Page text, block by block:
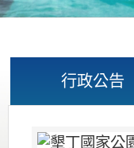
行政公告